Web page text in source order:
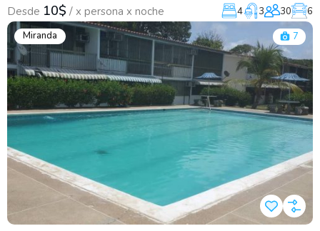
Desde 10$ / x persona x noche 4 3 30
6
Miranda
7